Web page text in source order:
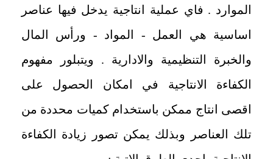
الموارد . فاي عملية انتاجية يدخل فيها عناصر
اساسية هي العمل - المواد - ورأس المال
والخبرة التنظيمية والادارية . ويتبلور مفهوم
الكفاءة الانتاجية في امكان الحصول على
اقصى انتاج ممكن باستخدام كميات محددة من
تلك العناصر وبذلك يمكن تصور زيادة الكفاءة